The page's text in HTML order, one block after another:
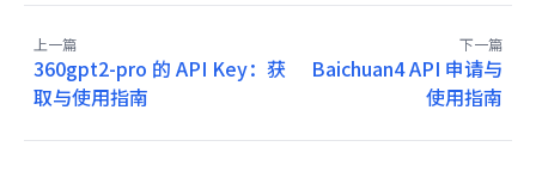
上一篇
360gpt2-pro 的 API Key：获
取与使用指南
下一篇
Baichuan4 API 申请与
使用指南